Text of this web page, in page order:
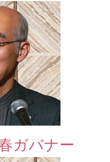
ガバナー